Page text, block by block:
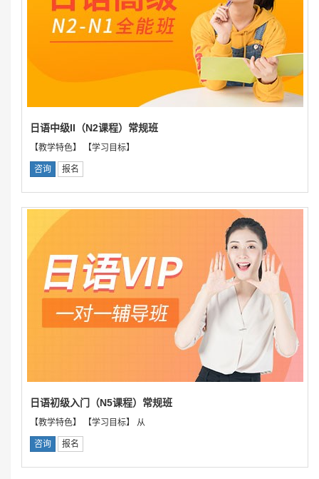
日语中级II（N2课程）常规班
【教学特色】 【学习目标】
咨询 报名
日语初级入门（N5课程）常规班
【教学特色】 【学习目标】 从
咨询 报名